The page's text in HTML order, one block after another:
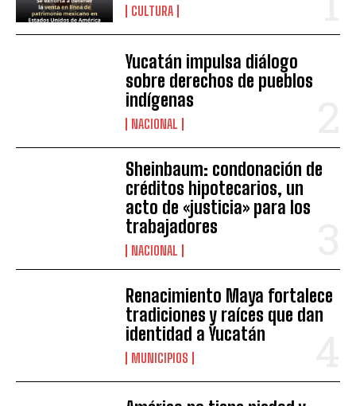
CULTURA
Yucatán impulsa diálogo
sobre derechos de pueblos
indígenas
NACIONAL
Sheinbaum: condonación de
créditos hipotecarios, un
acto de «justicia» para los
trabajadores
NACIONAL
Renacimiento Maya fortalece
tradiciones y raíces que dan
identidad a Yucatán
MUNICIPIOS